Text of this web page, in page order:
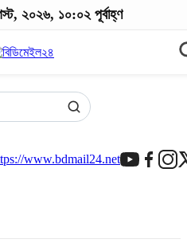
www.bdmail24.net
২০২৬, ১০:০২ পূর্বাহ্ণ